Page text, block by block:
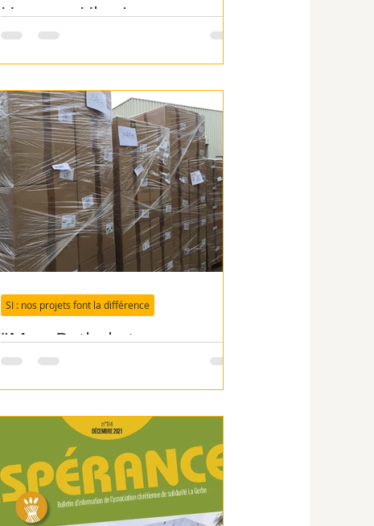
Urgence Ukraine
"Mev, Bethel et
Trambulina"... vous
connaissez?
SI : nos projets font la différence